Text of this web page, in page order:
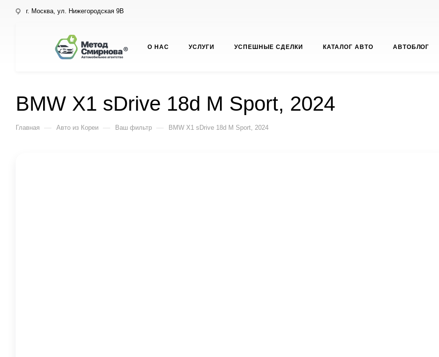
г. Москва, ул. Нижегородская 9В
О НАС УСЛУГИ УСПЕШНЫЕ СДЕЛКИ КАТАЛОГ АВТО АВТОБЛОГ
BMW X1 sDrive 18d M Sport, 2024
Главная — Авто из Кореи — Ваш фильтр — BMW X1 sDrive 18d M Sport, 2024